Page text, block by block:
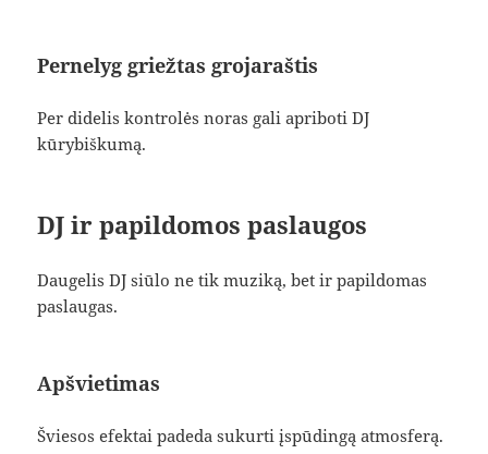
Pernelyg griežtas grojaraštis
Per didelis kontrolės noras gali apriboti DJ
kūrybiškumą.
DJ ir papildomos paslaugos
Daugelis DJ siūlo ne tik muziką, bet ir papildomas
paslaugas.
Apšvietimas
Šviesos efektai padeda sukurti įspūdingą atmosferą.